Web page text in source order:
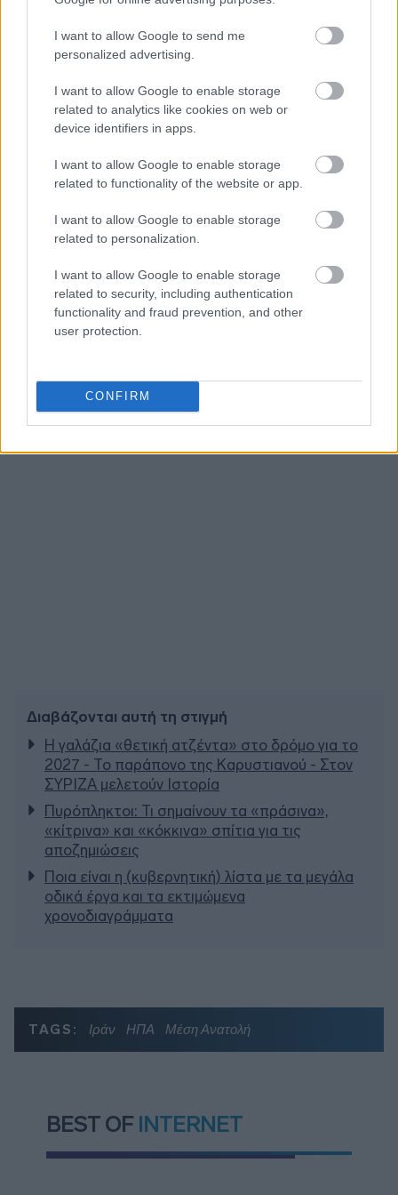
I want to allow Google to send me
personalized advertising.
I want to allow Google to enable storage
related to analytics like cookies on web or
device identifiers in apps.
I want to allow Google to enable storage
related to functionality of the website or app.
I want to allow Google to enable storage
related to personalization.
I want to allow Google to enable storage
related to security, including authentication
functionality and fraud prevention, and other
user protection.
CONFIRM
Ακολουθήστε τοinsider.gr στο Google News
Διαβάζονται αυτή τη στιγμή
Η γαλάζια «θετική ατζέντα» στο δρόμο για το
2027 - Το παράπονο της Καρυστιανού - Στον
ΣΥΡΙΖΑ μελετούν Ιστορία
Πυρόπληκτοι: Τι σημαίνουν τα «πράσινα»,
«κίτρινα» και «κόκκινα» σπίτια για τις
αποζημιώσεις
Ποια είναι η (κυβερνητική) λίστα με τα μεγάλα
οδικά έργα και τα εκτιμώμενα
χρονοδιαγράμματα
TAGS: Ιράν ΗΠΑ Μέση Ανατολή
BEST OF INTERNET